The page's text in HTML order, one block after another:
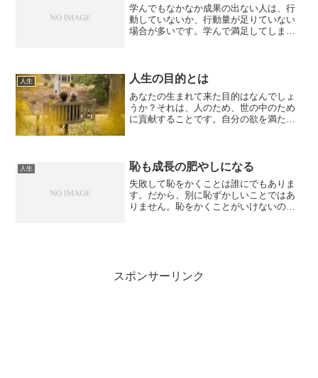
学んでもなかなか成果の出ない人は、行
動していないか、行動量が足りていない
場合が多いです。学んで満足してしまう
が出て来るのです。学んで、...
人生 人生の目的とは
あなたの生まれて来た目的はなんでしょ
うか？それは、人のため、世の中のため
に貢献することです。自分の欲を満たす
気づいていないのです。自...
人生 恥も成長の肥やしになる
失敗して恥をかくことは誰にでもありま
す。だから、別に恥ずかしいことではあ
りません。恥をかくことがいけないので
スポンサーリンク